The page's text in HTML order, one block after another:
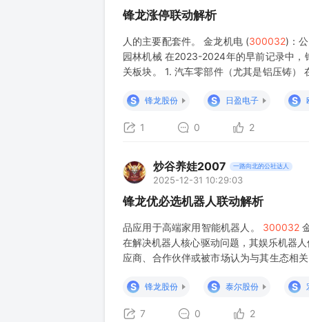
锋龙涨停联动解析
人的主要配套件。 金龙机电 (300032)：
园林机械 在2023-2024年的早前记录中，
关板块。 1. 汽车零部件（尤其是铝压铸）
S
锋龙股份 S 日盈电子 S
1 0 2
炒谷养娃2007 一路向北的公社达人
2025-12-31 10:29:03
锋龙优必选机器人联动解析
品应用于高端家用智能机器人。 300032
在解决机器人核心驱动问题，其娱乐机器
应商、合作伙伴或被市场认为与其生态相
S
锋龙股份 S 泰尔股份 S
7 0 2